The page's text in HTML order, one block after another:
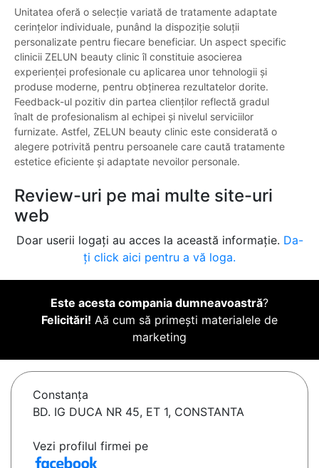
Unitatea oferă o selecție variată de tratamente adaptate
cerințelor individuale, punând la dispoziție soluții
personalizate pentru fiecare beneficiar. Un aspect specific
clinicii ZELUN beauty clinic îl constituie asocierea
experienței profesionale cu aplicarea unor tehnologii și
produse moderne, pentru obținerea rezultatelor dorite.
Feedback-ul pozitiv din partea clienților reflectă gradul
înalt de profesionalism al echipei și nivelul serviciilor
furnizate. Astfel, ZELUN beauty clinic este considerată o
alegere potrivită pentru persoanele care caută tratamente
estetice eficiente și adaptate nevoilor personale.
Review-uri pe mai multe site-uri
web
Doar userii logați au acces la această informație. Da-
ți click aici pentru a vă loga.
Este acesta compania dumneavoastră?
Felicitări! Aă cum să primești materialele de
marketing
Constanţa
BD. IG DUCA NR 45, ET 1, CONSTANTA
Vezi profilul firmei pe